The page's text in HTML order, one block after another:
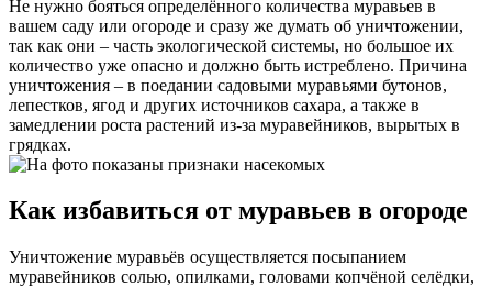
Не нужно бояться определённого количества муравьев в
вашем саду или огороде и сразу же думать об уничтожении,
так как они – часть экологической системы, но большое их
количество уже опасно и должно быть истреблено. Причина
уничтожения – в поедании садовыми муравьями бутонов,
лепестков, ягод и других источников сахара, а также в
замедлении роста растений из-за муравейников, вырытых в
грядках.
Как избавиться от муравьев в огороде
Уничтожение муравьёв осуществляется посыпанием
муравейников солью, опилками, головами копчёной селёдки,